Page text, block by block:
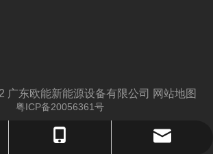
广东欧能新能源设备有限公司 网站地图
粤ICP备20056361号
销售热线:0750-6163077
+86 13827083844
info2@onen.cn